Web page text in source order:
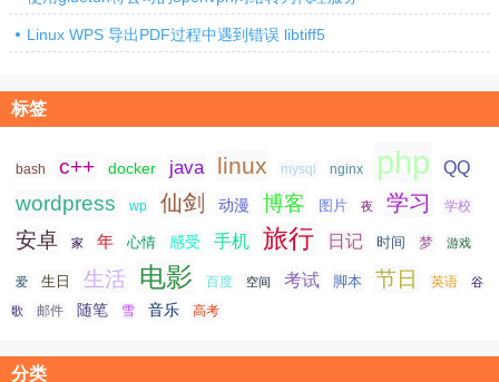
Linux WPS 导出PDF过程中遇到错误 libtiff5
标签
bash c++ docker java linux mysql nginx php QQ
wordpress wp 仙剑 动漫 博客 图片 夜 学习 学校
安卓 家 年 心情 感受 手机 旅行 日记 时间 梦 游戏
爱 生日 生活 电影 百度 空间 考试 脚本 节日 英语 谷
歌 邮件 随笔 雪 音乐 高考
分类